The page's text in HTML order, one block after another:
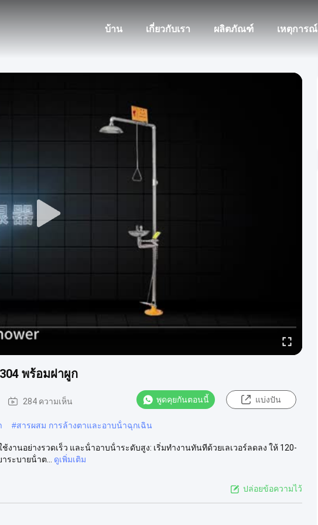
บ้าน เกี่ยวกับเรา ผลิตภัณฑ์ เหตุการณ์
พร้อมฝาผูก
284 ความเห็น พูดคุยกันตอนนี้ แบ่งปัน
#สารผสม การล้างตาและอาบน้ําฉุกเฉิน
านอย่างรวดเร็ว และน้ําอาบน้ําระดับสูง: เริ่มทํางานทันทีด้วยเลเวอร์ลดลง ให้ 120-
ระบายน้ําต...
ดูเพิ่มเติม
ปล่อยข้อความไว้